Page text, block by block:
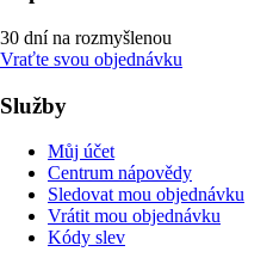
30 dní na rozmyšlenou
Vraťte svou objednávku
Služby
Můj účet
Centrum nápovědy
Sledovat mou objednávku
Vrátit mou objednávku
Kódy slev